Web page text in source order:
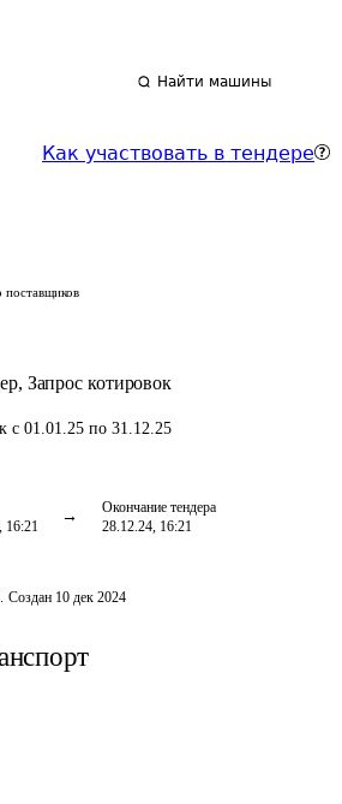
Найти машины
Как участвовать в тендере
поставщиков
, Запрос котировок
с 01.01.25 по 31.12.25
16:21
Окончание тендера
28.12.24, 16:21
. Создан 10 дек 2024